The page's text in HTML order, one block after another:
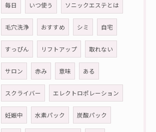
毎日 いつ使う ソニックエステとは
毛穴洗浄 おすすめ シミ 自宅
すっぴん リフトアップ 取れない
サロン 赤み 意味 ある
スクライバー エレクトロポレーション
妊娠中 水素パック 炭酸パック